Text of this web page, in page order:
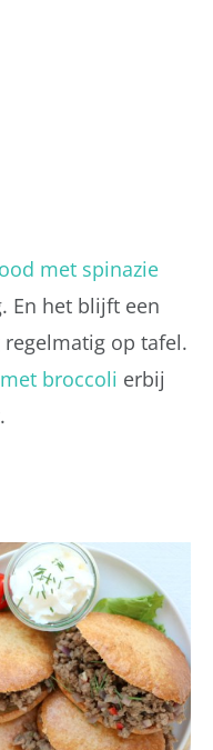
met spinazie
En het blijft een
op tafel.
broccoli erbij